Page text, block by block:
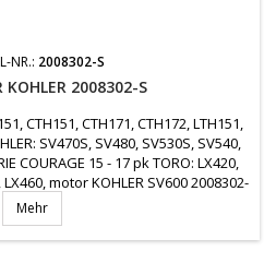
NR.: 2008302-S
KOHLER 2008302-S
CTH151, CTH171, CTH172, LTH151,
SV470S, SV480, SV530S, SV540,
COURAGE 15 - 17 pk TORO: LX420,
motor KOHLER SV600 2008302-
2008302S, 2008306S
Mehr